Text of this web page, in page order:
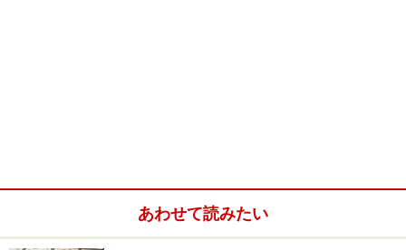
育することにはどんな楽しみがあるのでしょうか？
あわせて読みたい